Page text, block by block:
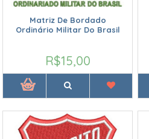
Matriz De Bordado
Ordinário Militar Do Brasil
R$15,00